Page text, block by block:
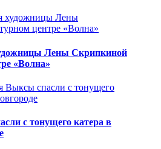
Лены Скрипкиной
«Волна»
с тонущего катера в